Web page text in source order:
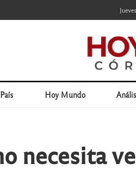
Hoy Mundo
necesita